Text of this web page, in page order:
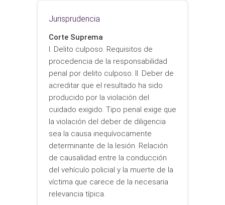
Jurisprudencia
Corte Suprema
I. Delito culposo. Requisitos de
procedencia de la responsabilidad
penal por delito culposo. II. Deber de
acreditar que el resultado ha sido
producido por la violación del
cuidado exigido. Tipo penal exige que
la violación del deber de diligencia
sea la causa inequívocamente
determinante de la lesión. Relación
de causalidad entre la conducción
del vehículo policial y la muerte de la
víctima que carece de la necesaria
relevancia típica.